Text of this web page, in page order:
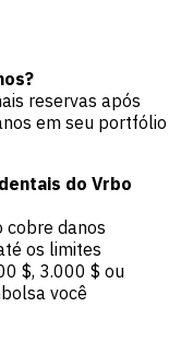
reservas após
em seu portfólio
do Vrbo
cobre danos
os limites
$, 3.000 $ ou
você